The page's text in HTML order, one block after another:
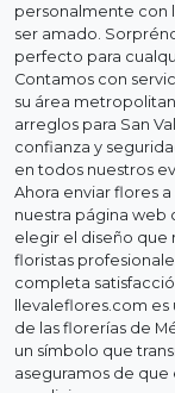
personalmente con
ser amado.
perfecto para
Contamos con
su área
arreglos para San
confianza y
en todos nuestros
Ahora enviar flores
nuestra página web
elegir el diseño que
floristas
completa
llevaleflores.com
de las florerías de
un símbolo que
aseguramos de